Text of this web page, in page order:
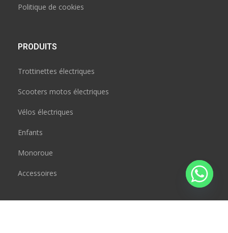
Politique de cookies
PRODUITS
Trottinettes électriques
Scooters motos électriques
Vélos électriques
Enfants
Monoroue
Accessoires